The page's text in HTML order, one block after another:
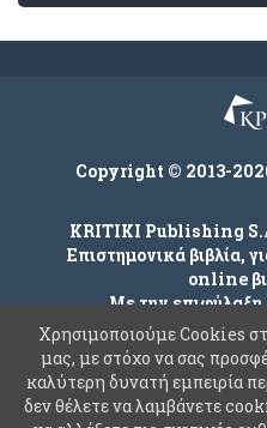
Copyright © 2013-
KRITIKI Publishing
Επιστημονικά βιβλία,
online
Με την επιφύλαξη
Όροι
Χρησιμοποιούμε Cookies
μας, με στόχο να σας
καλύτερη δυνατή εμπειρία
δεν θέλετε να λαμβάνετε